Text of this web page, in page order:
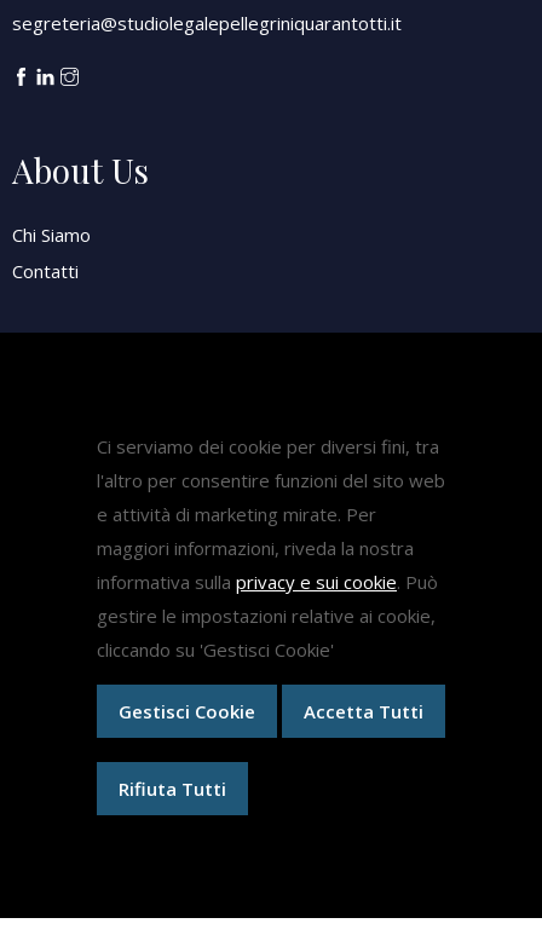
Ci serviamo dei cookie per diversi fini, tra
l'altro per consentire funzioni del sito web
e attività di marketing mirate. Per
maggiori informazioni, riveda la nostra
informativa sulla privacy e sui cookie. Può
gestire le impostazioni relative ai cookie,
cliccando su 'Gestisci Cookie'
Gestisci Cookie Accetta Tutti
Rifiuta Tutti
segreteria@studiolegalepellegriniquarantotti.it
About Us
Chi Siamo
Contatti
Pubblicazioni
Diritto Sanitario
Diritto del lavoro
Come fare ricorso medicina
Ricorsi
Ricorsi Test Medicina 2024
Medici Ex Specializzandi
Ricorsi specializzazioni mediche